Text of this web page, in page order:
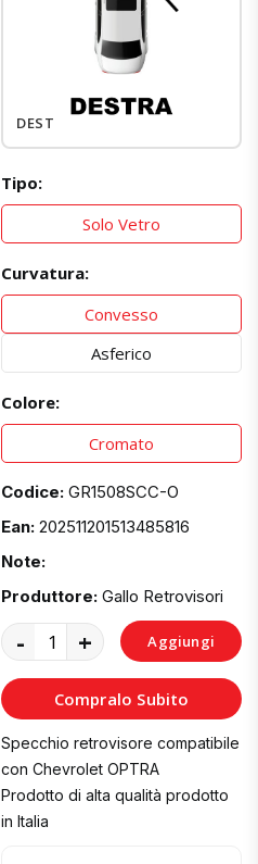
DESTRO
Tipo:
Solo Vetro
Curvatura:
Convesso
Asferico
Colore:
Cromato
Codice: GR1508SCC-O
Ean: 202511201513485816
Note:
Produttore: Gallo Retrovisori
- + Aggiungi
al
Carrello
Compralo Subito
Specchio retrovisore compatibile
con Chevrolet OPTRA
Prodotto di alta qualità prodotto
in Italia